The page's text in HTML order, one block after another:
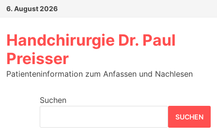
Zum
6. August 2026
Handchirurgie Dr. Paul
Preisser
Patienteninformation zum Anfassen und Nachlesen
Suchen
SUCHEN